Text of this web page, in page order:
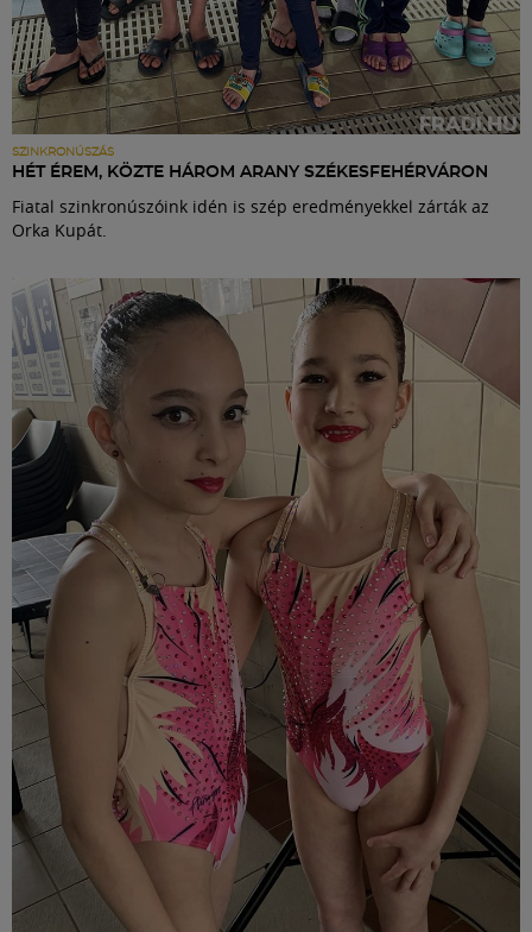
SZINKRONÚSZÁS
HÉT ÉREM, KÖZTE HÁROM ARANY SZÉKESFEHÉRVÁRON
Fiatal szinkronúszóink idén is szép eredményekkel zárták az
Orka Kupát.